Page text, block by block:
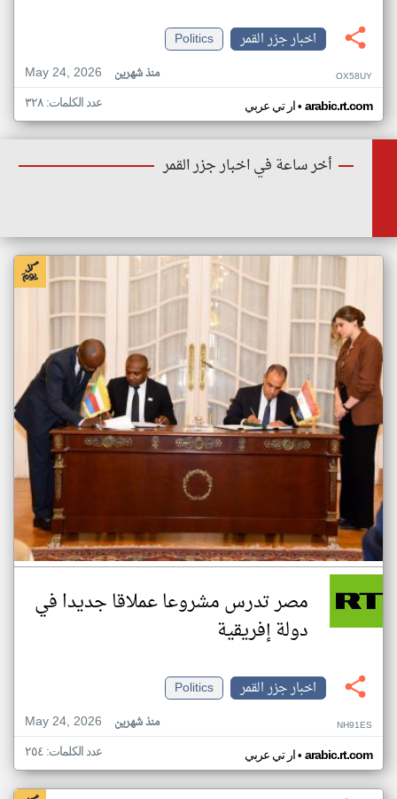
اخبار جزر القمر
Politics
May 24, 2026
منذ شهرين OX58UY
ار تي عربي• arabic.rt.com عدد الكلمات: ٣٢٨
أخر ساعة في اخبار جزر القمر
مصر تدرس مشروعا عملاقا جديدا في
دولة إفريقية
اخبار جزر القمر
Politics
May 24, 2026
منذ شهرين NH91ES
ار تي عربي• arabic.rt.com عدد الكلمات: ٢٥٤